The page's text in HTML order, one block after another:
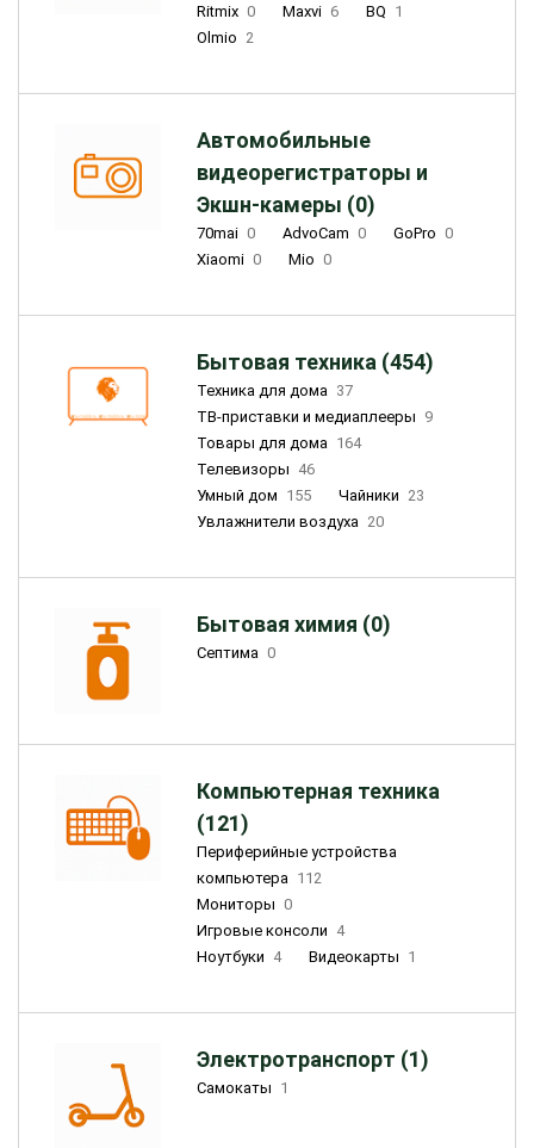
Ritmix 0 Maxvi 6 BQ 1
Olmio 2
Автомобильные
видеорегистраторы и
Экшн-камеры (0)
70mai 0 AdvoCam 0 GoPro 0
Xiaomi 0 Mio 0
Бытовая техника (454)
Техника для дома 37
ТВ-приставки и медиаплееры 9
Товары для дома 164
Телевизоры 46
Умный дом 155 Чайники 23
Увлажнители воздуха 20
Бытовая химия (0)
Септима 0
Компьютерная техника
(121)
Периферийные устройства
компьютера 112
Мониторы 0
Игровые консоли 4
Ноутбуки 4 Видеокарты 1
Электротранспорт (1)
Самокаты 1